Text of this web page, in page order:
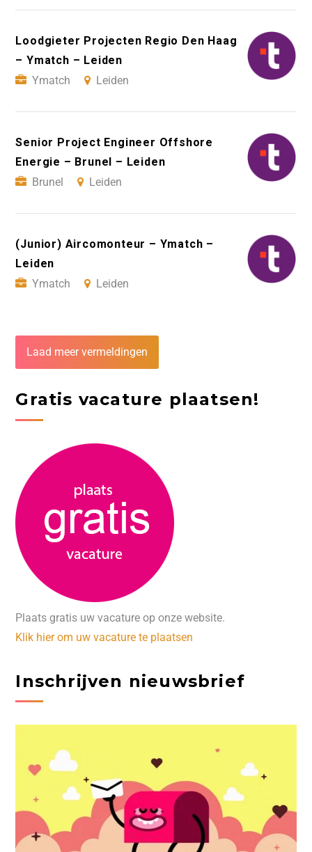
Loodgieter Projecten Regio Den Haag
– Ymatch – Leiden
Ymatch
Leiden
Senior Project Engineer Offshore
Energie – Brunel – Leiden
Brunel
Leiden
(Junior) Aircomonteur – Ymatch –
Leiden
Ymatch
Leiden
Laad meer vermeldingen
Gratis vacature plaatsen!
Plaats gratis uw vacature op onze website.
Klik hier om uw vacature te plaatsen
Inschrijven nieuwsbrief